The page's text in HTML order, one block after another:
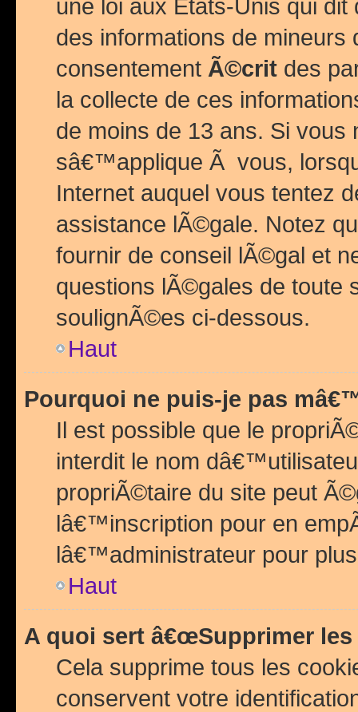
une loi aux Etats-Unis qui
des informations de mineurs
consentement Ã©crit des
la collecte de ces
de moins de 13 ans. Si
sâ€™applique Ã vous,
Internet auquel vous tentez
assistance lÃ©gale. Notez
fournir de conseil lÃ©gal et
questions lÃ©gales de
soulignÃ©es ci-dessous.
Haut
Pourquoi ne puis-je pas
Il est possible que le
interdit le nom
propriÃ©taire du site peut
lâ€™inscription pour en
lâ€™administrateur pour
Haut
A quoi sert â€œSupprimer les
Cela supprime tous les
conservent votre